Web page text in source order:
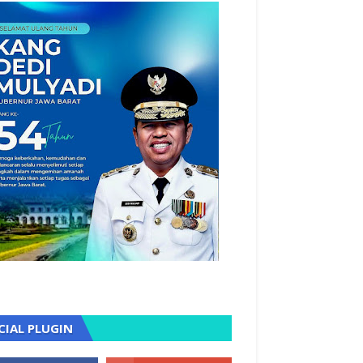
PLUGIN